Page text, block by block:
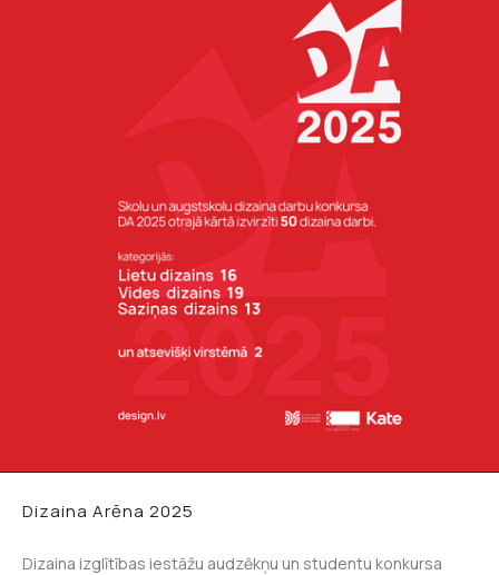
Dizaina Arēna 2025
Dizaina izglītības iestāžu audzēkņu un studentu konkursa